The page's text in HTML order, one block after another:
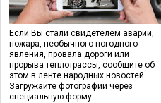
Если Вы стали свидетелем аварии,
пожара, необычного погодного
явления, провала дороги или
прорыва теплотрассы, сообщите об
этом в ленте народных новостей.
Загружайте фотографии через
специальную форму.